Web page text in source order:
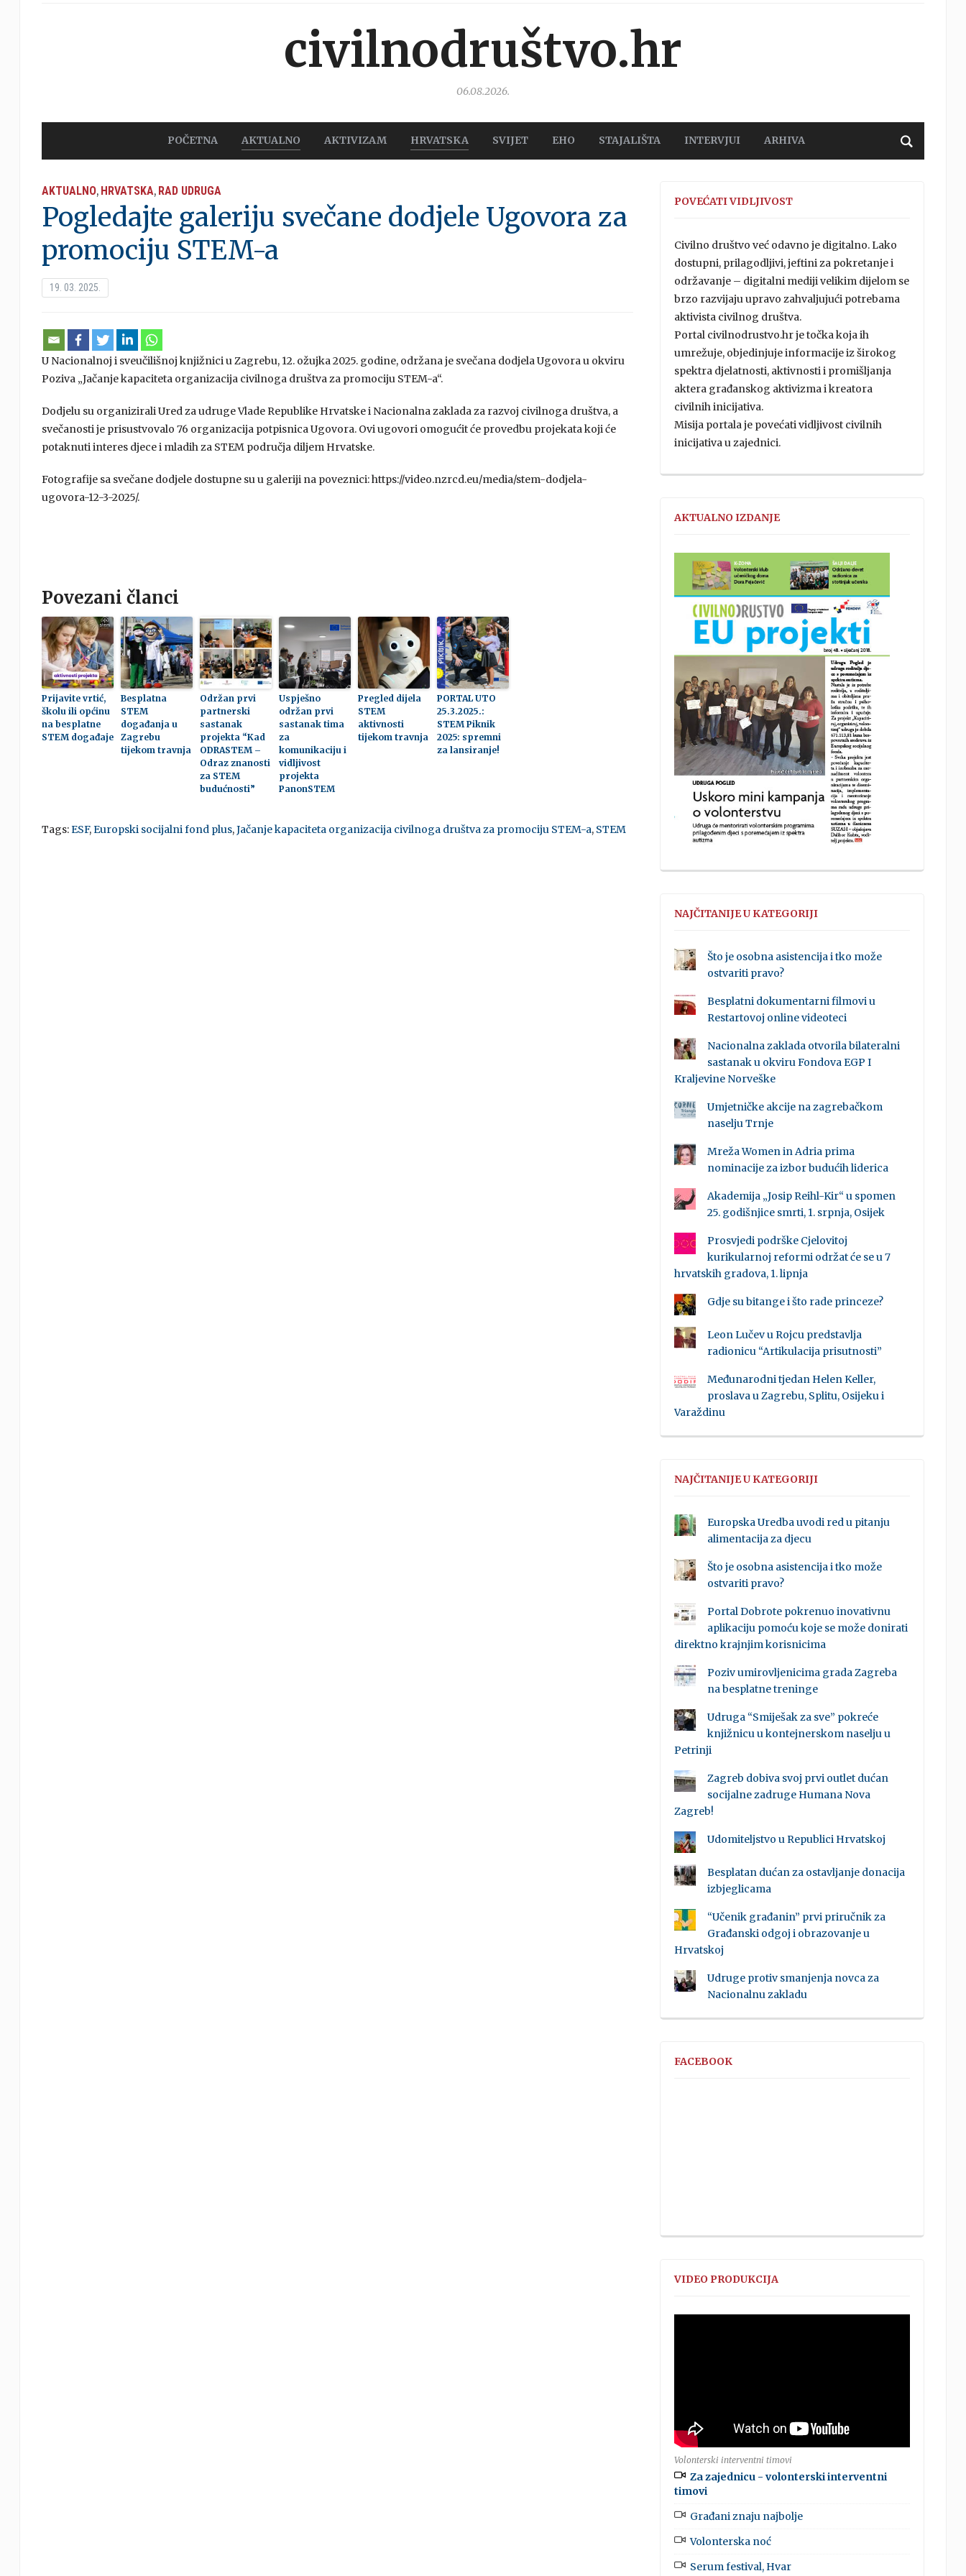
civilnodruštvo.hr
06.08.2026.
POČETNA AKTUALNO AKTIVIZAM HRVATSKA SVIJET EHO STAJALIŠTA INTERVJUI ARHIVA
AKTUALNO, HRVATSKA, RAD UDRUGA
Pogledajte galeriju svečane dodjele Ugovora za
promociju STEM-a
19. 03. 2025.
U Nacionalnoj i sveučilišnoj knjižnici u Zagrebu, 12. ožujka 2025. godine, održana je svečana dodjela Ugovora u okviru
Poziva „Jačanje kapaciteta organizacija civilnoga društva za promociju STEM-a“.
Dodjelu su organizirali Ured za udruge Vlade Republike Hrvatske i Nacionalna zaklada za razvoj civilnoga društva, a
svečanosti je prisustvovalo 76 organizacija potpisnica Ugovora. Ovi ugovori omogućit će provedbu projekata koji će
potaknuti interes djece i mladih za STEM područja diljem Hrvatske.
Fotografije sa svečane dodjele dostupne su u galeriji na poveznici: https://video.nzrcd.eu/media/stem-dodjela-
ugovora-12-3-2025/.
Povezani članci
Prijavite vrtić,
školu ili općinu
na besplatne
STEM događaje
Besplatna
STEM
događanja u
Zagrebu
tijekom travnja
Održan prvi
partnerski
sastanak
projekta “Kad
ODRASTEM –
Odraz znanosti
za STEM
budućnosti”
Uspješno
održan prvi
sastanak tima
za
komunikaciju i
vidljivost
projekta
PanonSTEM
Pregled dijela
STEM
aktivnosti
tijekom travnja
PORTAL UTO
25.3.2025.:
STEM Piknik
2025: spremni
za lansiranje!
Tags:ESF,Europski socijalni fond plus,Jačanje kapaciteta organizacija civilnoga društva za promociju STEM-a, STEM
POVEĆATI VIDLJIVOST
Civilno društvo već odavno je digitalno. Lako
dostupni, prilagodljivi, jeftini za pokretanje i
održavanje – digitalni mediji velikim dijelom se
brzo razvijaju upravo zahvaljujući potrebama
aktivista civilnog društva.
Portal civilnodrustvo.hr je točka koja ih
umrežuje, objedinjuje informacije iz širokog
spektra djelatnosti, aktivnosti i promišljanja
aktera građanskog aktivizma i kreatora
civilnih inicijativa.
Misija portala je povećati vidljivost civilnih
inicijativa u zajednici.
AKTUALNO IZDANJE
NAJČITANIJE U KATEGORIJI
Što je osobna asistencija i tko može
ostvariti pravo?
Besplatni dokumentarni filmovi u
Restartovoj online videoteci
Nacionalna zaklada otvorila bilateralni
sastanak u okviru Fondova EGP I
Kraljevine Norveške
Umjetničke akcije na zagrebačkom
naselju Trnje
Mreža Women in Adria prima
nominacije za izbor budućih liderica
Akademija „Josip Reihl-Kir“ u spomen
25. godišnjice smrti, 1. srpnja, Osijek
Prosvjedi podrške Cjelovitoj
kurikularnoj reformi održat će se u 7
hrvatskih gradova, 1. lipnja
Gdje su bitange i što rade princeze?
Leon Lučev u Rojcu predstavlja
radionicu “Artikulacija prisutnosti”
Međunarodni tjedan Helen Keller,
proslava u Zagrebu, Splitu, Osijeku i
Varaždinu
NAJČITANIJE U KATEGORIJI
Europska Uredba uvodi red u pitanju
alimentacija za djecu
Što je osobna asistencija i tko može
ostvariti pravo?
Portal Dobrote pokrenuo inovativnu
aplikaciju pomoću koje se može donirati
direktno krajnjim korisnicima
Poziv umirovljenicima grada Zagreba
na besplatne treninge
Udruga “Smiješak za sve” pokreće
knjižnicu u kontejnerskom naselju u
Petrinji
Zagreb dobiva svoj prvi outlet dućan
socijalne zadruge Humana Nova
Zagreb!
Udomiteljstvo u Republici Hrvatskoj
Besplatan dućan za ostavljanje donacija
izbjeglicama
“Učenik građanin” prvi priručnik za
Građanski odgoj i obrazovanje u
Hrvatskoj
Udruge protiv smanjenja novca za
Nacionalnu zakladu
FACEBOOK
VIDEO PRODUKCIJA
Volonterski interventni timovi
Za zajednicu - volonterski interventni
timovi
Građani znaju najbolje
Volonterska noć
Serum festival, Hvar